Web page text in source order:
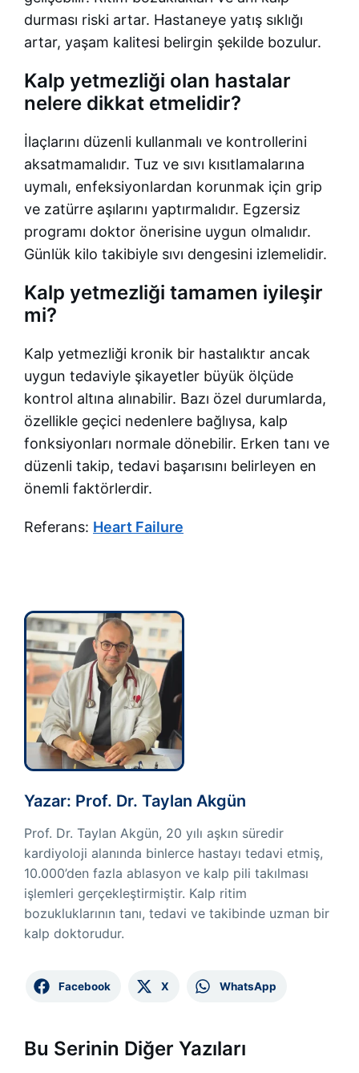
durması riski artar. Hastaneye yatış sıklığı
artar, yaşam kalitesi belirgin şekilde bozulur.
Kalp yetmezliği olan hastalar
nelere dikkat etmelidir?
İlaçlarını düzenli kullanmalı ve kontrollerini
aksatmamalıdır. Tuz ve sıvı kısıtlamalarına
uymalı, enfeksiyonlardan korunmak için grip
ve zatürre aşılarını yaptırmalıdır. Egzersiz
programı doktor önerisine uygun olmalıdır.
Günlük kilo takibiyle sıvı dengesini izlemelidir.
Kalp yetmezliği tamamen iyileşir
mi?
Kalp yetmezliği kronik bir hastalıktır ancak
uygun tedaviyle şikayetler büyük ölçüde
kontrol altına alınabilir. Bazı özel durumlarda,
özellikle geçici nedenlere bağlıysa, kalp
fonksiyonları normale dönebilir. Erken tanı ve
düzenli takip, tedavi başarısını belirleyen en
önemli faktörlerdir.
Referans: Heart Failure
Yazar: Prof. Dr. Taylan Akgün
Prof. Dr. Taylan Akgün, 20 yılı aşkın süredir
kardiyoloji alanında binlerce hastayı tedavi etmiş,
10.000’den fazla ablasyon ve kalp pili takılması
işlemleri gerçekleştirmiştir. Kalp ritim
bozukluklarının tanı, tedavi ve takibinde uzman bir
kalp doktorudur.
Facebook X WhatsApp
Bu Serinin Diğer Yazıları